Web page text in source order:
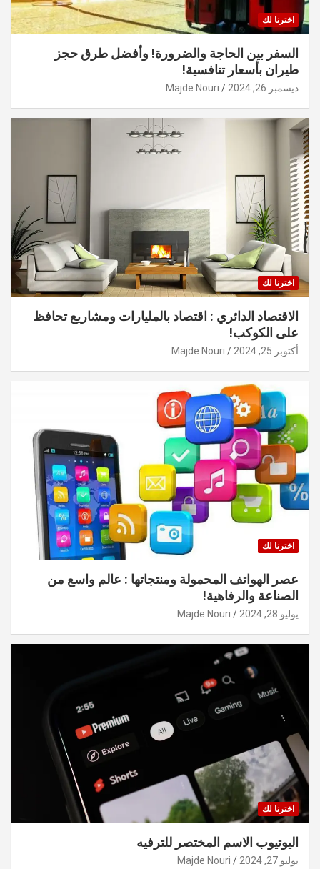
اخترنا لك
السفر بين الحاجة والضرورة! وأفضل طرق حجز
طيران بأسعار تنافسية!
ديسمبر 26, 2024 Majde Nouri
اخترنا لك
الاقتصاد الدائري : اقتصاد بالمليارات ومشاريع تحافظ
على الكوكب!
أكتوبر 25, 2024 Majde Nouri
اخترنا لك
عصر الهواتف المحمولة ومنتجاتها : عالم واسع من
الصناعة والرفاهية!
يوليو 28, 2024 Majde Nouri
اخترنا لك
اليوتيوب الاسم المختصر للترفيه
يوليو 27, 2024 Majde Nouri